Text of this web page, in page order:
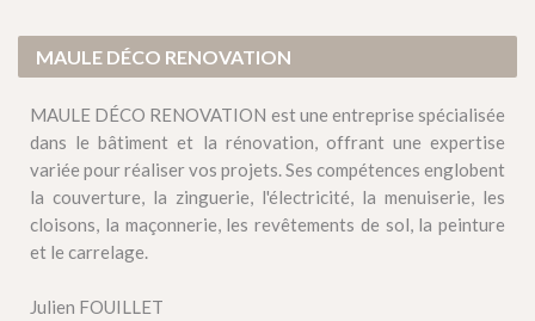
MAULE DÉCO RENOVATION
MAULE DÉCO RENOVATION est une entreprise spécialisée
dans le bâtiment et la rénovation, offrant une expertise
variée pour réaliser vos projets. Ses compétences englobent
la couverture, la zinguerie, l'électricité, la menuiserie, les
cloisons, la maçonnerie, les revêtements de sol, la peinture
et le carrelage.
Julien FOUILLET